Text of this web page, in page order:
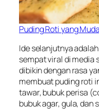
Puding Roti yang
Ide selanjutnya
sempat viral di media
dibikin dengan rasa
membuat puding roti
tawar, bubuk perisa
bubuk agar, gula, dan